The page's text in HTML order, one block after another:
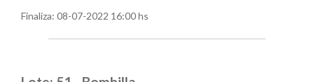
Finaliza: 08-07-2022 16:00 hs